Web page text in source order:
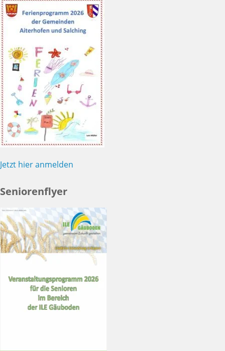
Jetzt hier anmelden
Seniorenflyer